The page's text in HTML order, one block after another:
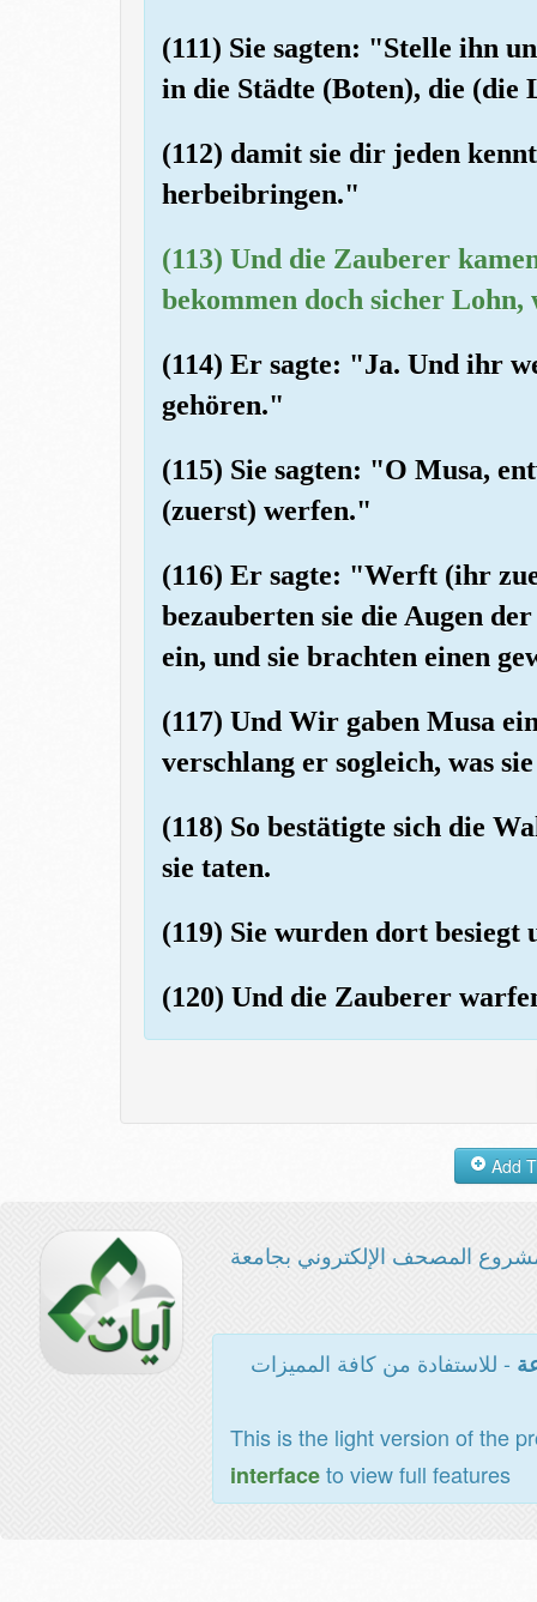
(111) Sie sagten: "Stelle ihn
in die Städte (Boten), die (die
(112) damit sie dir jeden
herbeibringen."
(113) Und die Zauberer
bekommen doch sicher Lohn,
(114) Er sagte: "Ja. Und ihr
gehören."
(115) Sie sagten: "O Musa,
(zuerst) werfen."
(116) Er sagte: "Werft (ihr
bezauberten sie die Augen
ein, und sie brachten einen
(117) Und Wir gaben Musa
verschlang er sogleich, was
(118) So bestätigte sich die
sie taten.
(119) Sie wurden dort
(120) Und die Zauberer
المصحف الإلكتروني بجامعة
- للاستفادة من كافة المميزات
This is the light version of the
interfaceto view full features